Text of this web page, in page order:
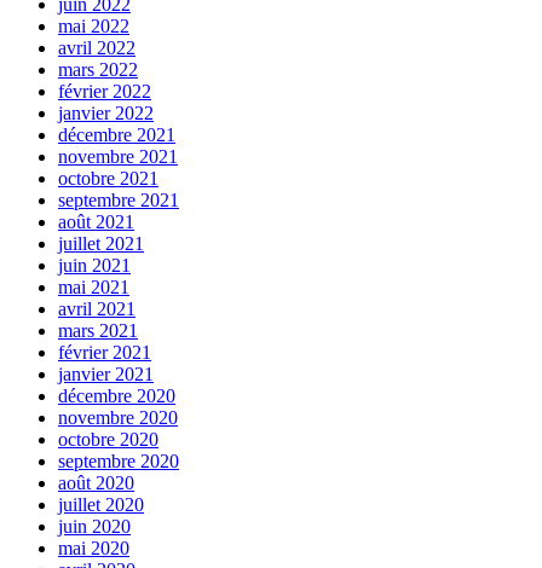
mai 2022
avril 2022
mars 2022
février 2022
janvier 2022
décembre 2021
novembre 2021
octobre 2021
septembre 2021
août 2021
juillet 2021
juin 2021
mai 2021
avril 2021
mars 2021
février 2021
janvier 2021
décembre 2020
novembre 2020
octobre 2020
septembre 2020
août 2020
juillet 2020
juin 2020
mai 2020